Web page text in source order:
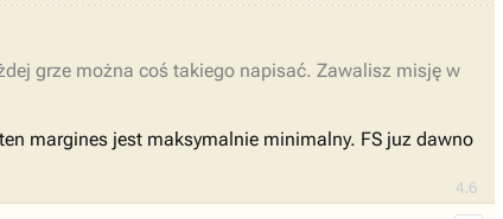
4.6
grze można coś takiego napisać. Zawalisz misję w
margines jest maksymalnie minimalny. FS juz dawno